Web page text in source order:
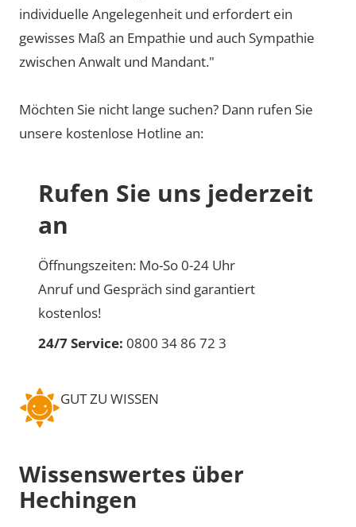
individuelle Angelegenheit und erfordert ein
gewisses Maß an Empathie und auch Sympathie
zwischen Anwalt und Mandant."
Möchten Sie nicht lange suchen? Dann rufen Sie
unsere kostenlose Hotline an:
Rufen Sie uns jederzeit
an
Öffnungszeiten: Mo-So 0-24 Uhr
Anruf und Gespräch sind garantiert
kostenlos!
24/7 Service: 0800 34 86 72 3
GUT ZU WISSEN
Wissenswertes über
Hechingen